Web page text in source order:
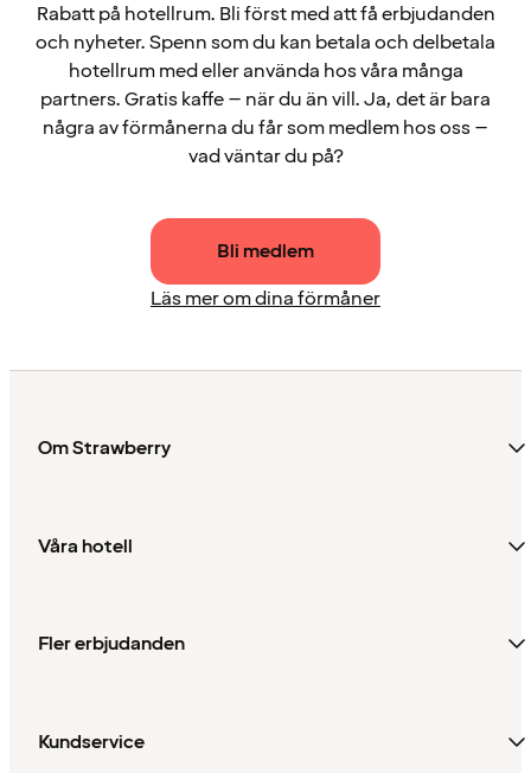
Rabatt på hotellrum. Bli först med att få erbjudanden
och nyheter. Spenn som du kan betala och delbetala
hotellrum med eller använda hos våra många
partners. Gratis kaffe – när du än vill. Ja, det är bara
några av förmånerna du får som medlem hos oss –
vad väntar du på?
Bli medlem
Läs mer om dina förmåner
Om Strawberry
Våra hotell
Fler erbjudanden
Kundservice